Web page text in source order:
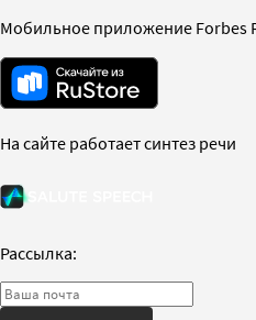
Мобильное приложение Forbes
На сайте работает синтез речи
Рассылка: